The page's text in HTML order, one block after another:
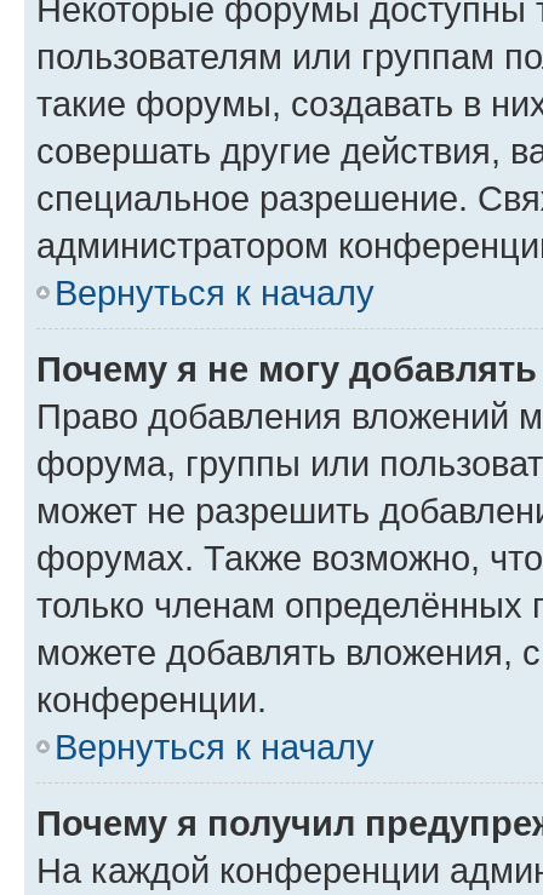
Некоторые форумы доступны
пользователям или группам
такие форумы, создавать в
совершать другие действия,
специальное разрешение.
администратором
Вернуться к началу
Почему я не могу
Право добавления вложений
форума, группы или
может не разрешить
форумах. Также возможно,
только членам определённых
можете добавлять вложения,
конференции.
Вернуться к началу
Почему я получил
На каждой конференции